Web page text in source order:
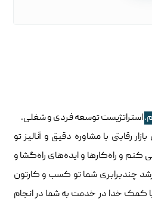
استراتژیست توسعه فردی و شغلی.
رقابتی با مشاوره دقیق و آنالیز تو
کنم و راه‌کارها و ایده‌های راه‌گشا و
چندبرابری شما تو کسب و کارتون
کمک خدا در خدمت به شما در انجام